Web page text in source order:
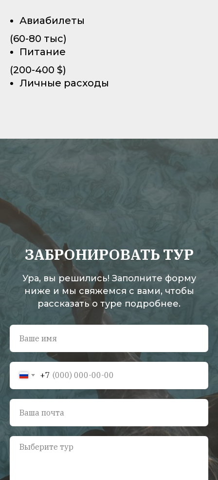
Авиабилеты
(60-80 тыс)
Питание
(200-400 $)
Личные расходы
ЗАБРОНИРОВАТЬ ТУР
Ура, вы решились! Заполните форму
ниже и мы свяжемся с вами, чтобы
рассказать о туре подробнее.
+7